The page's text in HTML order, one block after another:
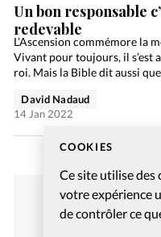
COOKIES
Ce site utilise des
votre expérience
de contrôler ce
Un bon responsable
redevable
L’Ascension commémore la
Vivant pour toujours, il s’est
roi. Mais la Bible dit aussi
David Nadaud
14 Jan 2022